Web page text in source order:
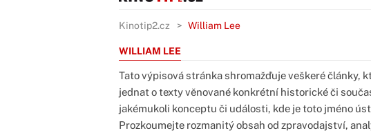
Kinotip2.cz William Lee
WILLIAM LEE
Tato výpisová stránka shromažďuje veškeré články,
jednat o texty věnované konkrétní historické či
jakémukoli konceptu či události, kde je toto jméno
Prozkoumejte rozmanitý obsah od zpravodajství,